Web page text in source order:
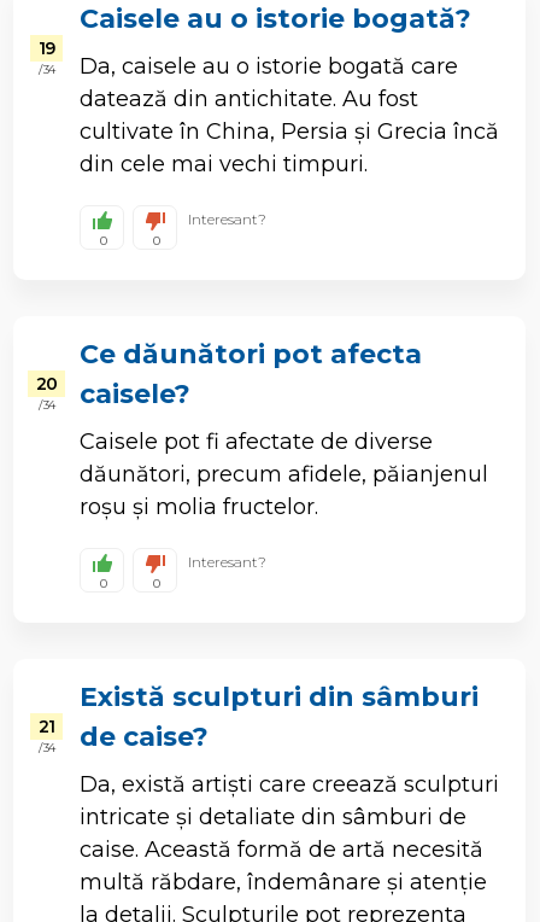
19
/ 34
Caisele au o istorie bogată?
Da, caisele au o istorie bogată care
datează din antichitate. Au fost
cultivate în China, Persia și Grecia încă
din cele mai vechi timpuri.
0 0
Interesant?
20
/ 34
Ce dăunători pot afecta
caisele?
Caisele pot fi afectate de diverse
dăunători, precum afidele, păianjenul
roșu și molia fructelor.
0 0
Interesant?
21
/ 34
Există sculpturi din sâmburi
de caise?
Da, există artiști care creează sculpturi
intricate și detaliate din sâmburi de
caise. Această formă de artă necesită
multă răbdare, îndemânare și atenție
la detalii. Sculpturile pot reprezenta